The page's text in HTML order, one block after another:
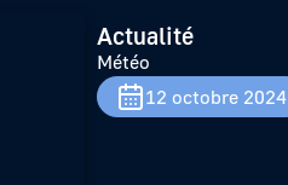
Actualité
Météo
12 octobre 2024